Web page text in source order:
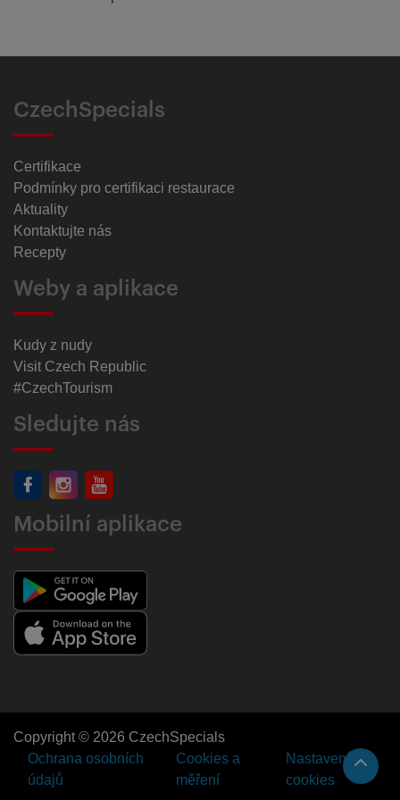
CzechSpecials
Certifikace
Podmínky pro certifikaci restaurace
Aktuality
Kontaktujte nás
Recepty
Weby a aplikace
Kudy z nudy
Visit Czech Republic
#CzechTourism
Sledujte nás
Mobilní aplikace
Copyright © 2026 CzechSpecials
Ochrana osobních
údajů
Cookies a
měření
Nastavení
cookies